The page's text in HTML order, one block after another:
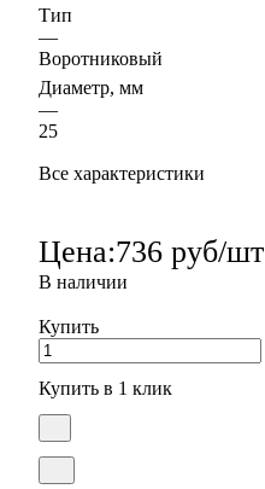
Тип
—
Воротниковый
Диаметр, мм
—
25
Все характеристики
Цена:736 руб/шт
В наличии
Купить
Купить в 1 клик